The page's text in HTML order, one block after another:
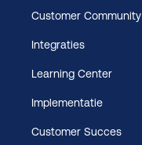
Customer Community
Integraties
Learning Center
Implementatie
Customer Succes